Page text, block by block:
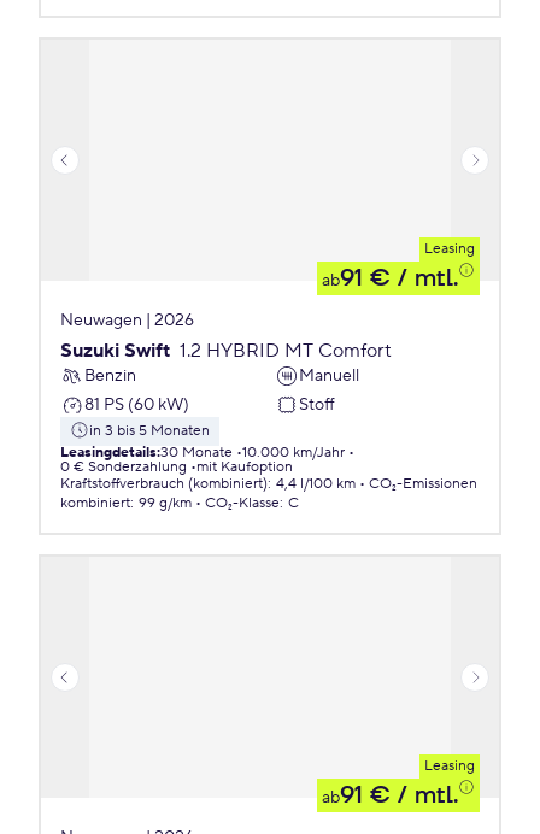
Leasing
ab91 € / mtl.
Neuwagen | 2026
Suzuki Swift 1.2 HYBRID MT Comfort
Benzin
Manuell
81 PS (60 kW)
Stoff
in 3 bis 5 Monaten
Leasingdetails:30 Monate 10.000 km/Jahr
0 € Sonderzahlung
mit Kaufoption
Kraftstoffverbrauch (kombiniert): 4,4 l/100 km
CO₂-Emissionen
kombiniert: 99 g/km CO₂-Klasse: C
Leasing
ab91 € / mtl.